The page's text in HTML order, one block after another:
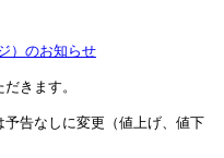
）のお知らせ
きます。
告なしに変更（値上げ、値下